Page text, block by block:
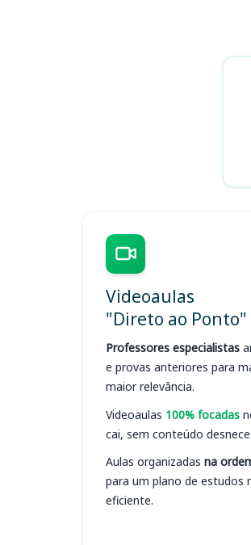
Videoaulas
"Direto ao Ponto"
Professores especialistas
e provas anteriores para
maior relevância.
Videoaulas 100% focadas
cai, sem conteúdo
Aulas organizadas na
para um plano de estudos
eficiente.